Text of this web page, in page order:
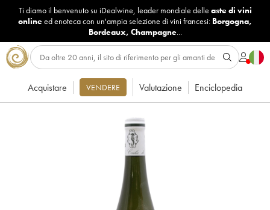
Ti diamo il benvenuto su iDealwine, leader mondiale delle aste di vini
onlineed enoteca con un'ampia selezione di vini francesi: Borgogna,
Bordeaux, Champagne...
Acquistare VENDERE Valutazione Enciclopedia